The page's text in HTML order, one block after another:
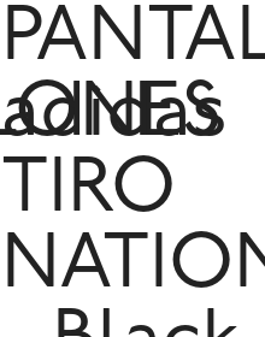
adidas
TIRO